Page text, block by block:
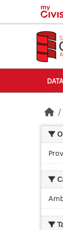
Skip to main